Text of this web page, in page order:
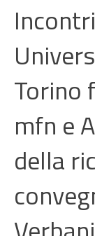
Torino
mfn e
della